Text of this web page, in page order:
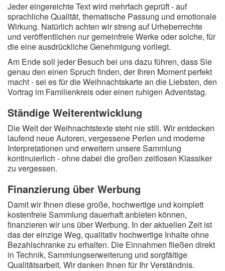
Jeder eingereichte Text wird mehrfach geprüft - auf
sprachliche Qualität, thematische Passung und emotionale
Wirkung. Natürlich achten wir streng auf Urheberrechte
und veröffentlichen nur gemeinfreie Werke oder solche, für
die eine ausdrückliche Genehmigung vorliegt.
Am Ende soll jeder Besuch bei uns dazu führen, dass Sie
genau den einen Spruch finden, der Ihren Moment perfekt
macht - sei es für die Weihnachtskarte an die Liebsten, den
Vortrag im Familienkreis oder einen ruhigen Adventstag.
Ständige Weiterentwicklung
Die Welt der Weihnachtstexte steht nie still. Wir entdecken
laufend neue Autoren, vergessene Perlen und moderne
Interpretationen und erweitern unsere Sammlung
kontinuierlich - ohne dabei die großen zeitlosen Klassiker
zu vergessen.
Finanzierung über Werbung
Damit wir Ihnen diese große, hochwertige und komplett
kostenfreie Sammlung dauerhaft anbieten können,
finanzieren wir uns über Werbung. In der aktuellen Zeit ist
das der einzige Weg, qualitativ hochwertige Inhalte ohne
Bezahlschranke zu erhalten. Die Einnahmen fließen direkt
in Technik, Sammlungserweiterung und sorgfältige
Qualitätsarbeit. Wir danken Ihnen für Ihr Verständnis.